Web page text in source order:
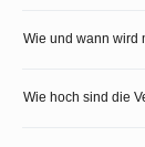
Wie und wann wird
Wie hoch sind die